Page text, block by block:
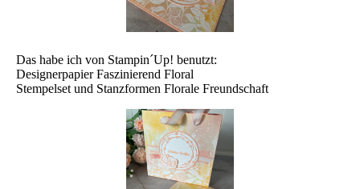
Das habe ich von Stampin´Up! benutzt:
Designerpapier Faszinierend Floral
Stempelset und Stanzformen Florale Freundschaft